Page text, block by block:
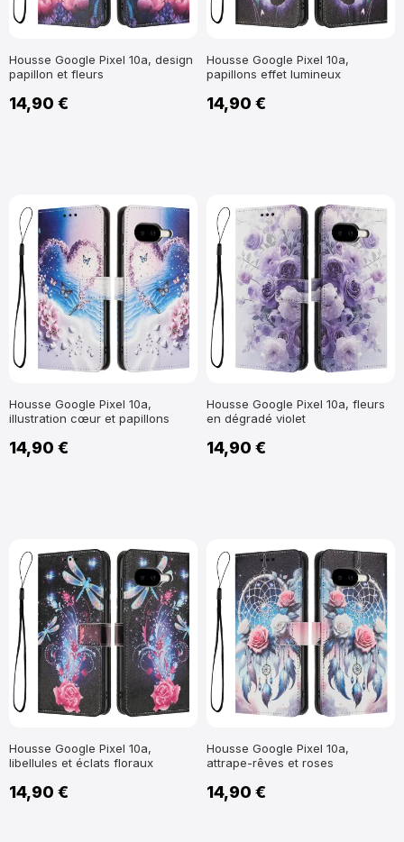
Housse Google Pixel 10a, design
papillon et fleurs
14,90 €
Housse Google Pixel 10a,
papillons effet lumineux
14,90 €
Housse Google Pixel 10a,
illustration cœur et papillons
14,90 €
Housse Google Pixel 10a, fleurs
en dégradé violet
14,90 €
Housse Google Pixel 10a,
libellules et éclats floraux
14,90 €
Housse Google Pixel 10a,
attrape-rêves et roses
14,90 €